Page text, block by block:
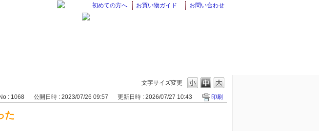
初めての方へ お買い物ガイド お問い合わせ
文字サイズ変更
No : 1068 公開日時 : 2023/07/26 09:57 更新日時 : 2026/07/27 10:43 印刷
た